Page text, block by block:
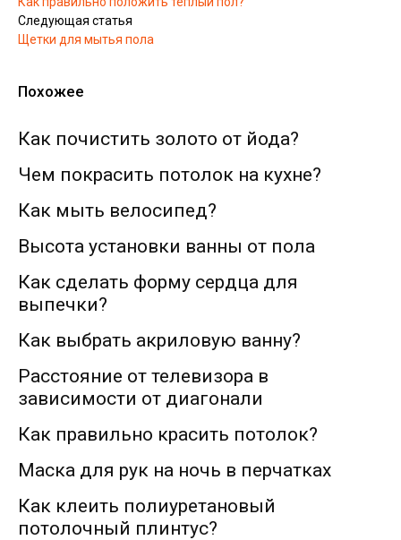
Следующая статья
Щетки для мытья пола
Похожее
Как почистить золото от йода?
Чем покрасить потолок на кухне?
Как мыть велосипед?
Высота установки ванны от пола
Как сделать форму сердца для
выпечки?
Как выбрать акриловую ванну?
Расстояние от телевизора в
зависимости от диагонали
Как правильно красить потолок?
Маска для рук на ночь в перчатках
Как клеить полиуретановый
потолочный плинтус?